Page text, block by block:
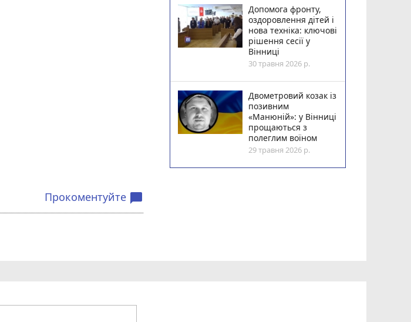
Прокоментуйте chat_bubble
Допомога фронту,
оздоровлення дітей і
нова техніка: ключові
рішення сесії у
Вінниці
30 травня 2026 р.
Двометровий козак із
позивним
«Манюній»: у Вінниці
прощаються з
полеглим воїном
29 травня 2026 р.